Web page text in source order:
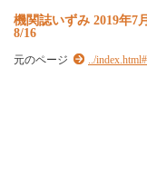
機関誌いずみ 2019年7
8/16
元のページ ../